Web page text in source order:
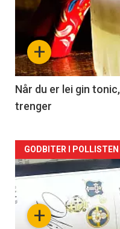
akkurat
nå
-
2
+
Når du er lei gin
trenger
Forsiden
akkurat
nå+
GODBITER I POLLISTEN